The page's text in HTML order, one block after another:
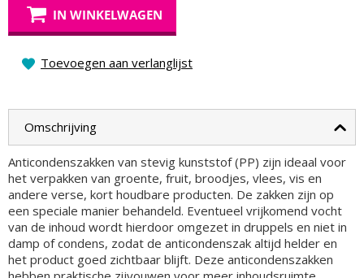
IN WINKELWAGEN
Toevoegen aan verlanglijst
Omschrijving
Anticondenszakken van stevig kunststof (PP) zijn ideaal voor
het verpakken van groente, fruit, broodjes, vlees, vis en
andere verse, kort houdbare producten. De zakken zijn op
een speciale manier behandeld. Eventueel vrijkomend vocht
van de inhoud wordt hierdoor omgezet in druppels en niet in
damp of condens, zodat de anticondenszak altijd helder en
het product goed zichtbaar blijft. Deze anticondenszakken